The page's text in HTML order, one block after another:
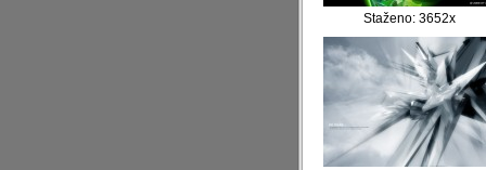
Staženo: 3652x